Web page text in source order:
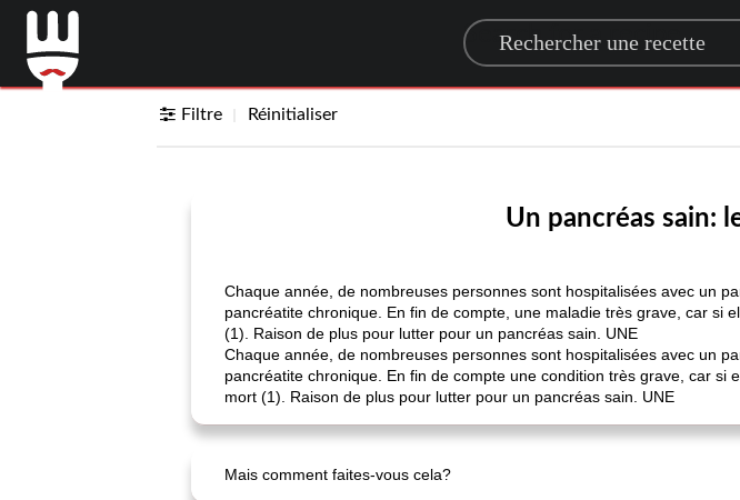
Search for a recipe
Filtre Réinitialiser
Un pancréas sain:
Chaque année, de nombreuses personnes sont hospitalisées avec un
pancréatite chronique. En fin de compte, une maladie très grave, car si
(1). Raison de plus pour lutter pour un pancréas sain. UNE
Chaque année, de nombreuses personnes sont hospitalisées avec un
pancréatite chronique. En fin de compte une condition très grave, car
mort (1). Raison de plus pour lutter pour un pancréas sain. UNE
Mais comment faites-vous cela?